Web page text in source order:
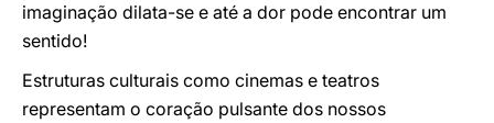
imaginação dilata-se e até a dor pode encontrar um
sentido!
Estruturas culturais como cinemas e teatros
representam o coração pulsante dos nossos